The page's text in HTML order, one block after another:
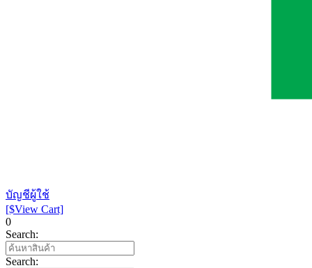
บัญชีผู้ใช้
[$View Cart]
0
Search:
Search: